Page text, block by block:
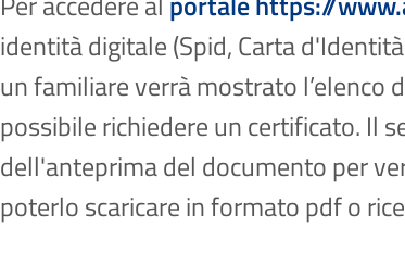
identità digitale (Spid, Carta
un familiare verrà mostrato l’elenco
possibile richiedere un certificato. Il
dell'anteprima del documento per
poterlo scaricare in formato pdf o